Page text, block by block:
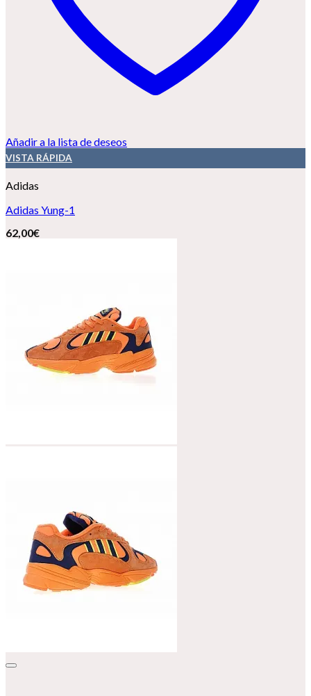
Añadir a la lista de deseos
VISTA RÁPIDA
Adidas
Adidas Yung-1
62,00€